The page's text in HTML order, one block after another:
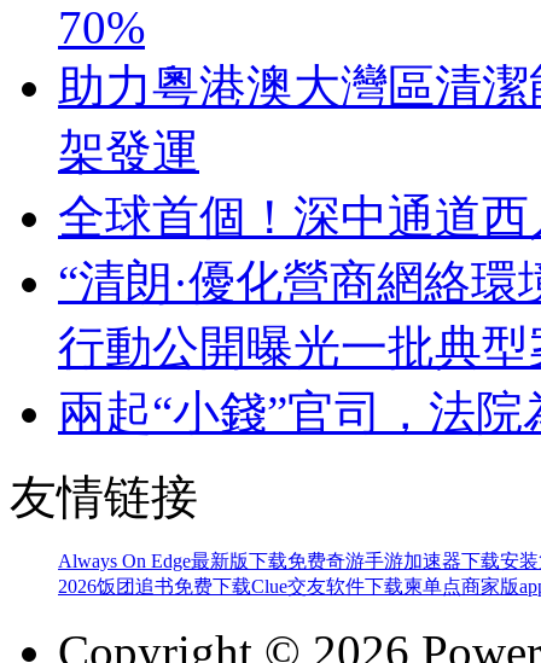
70%
助力粵港澳大灣區清
架發運
全球首個！深中通道
“清朗·優化營商網絡
行動公開曝光一批典型
兩起“小錢”官司，法
友情链接
Always On Edge最新版下载免费奇游手游加速器下载安装
2026饭团追书免费下载Clue交友软件下载柬单点商家版
Copyright © 2026